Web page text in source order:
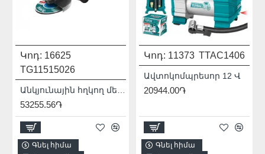
Կոդ: 16625
TG11515026
53255.56֏
Գնել հիմա
Կոդ: 11373 TTAC1406
Ավտոկոմպրեսոր 12 Վ
20944.00֏
Գնել հիմա